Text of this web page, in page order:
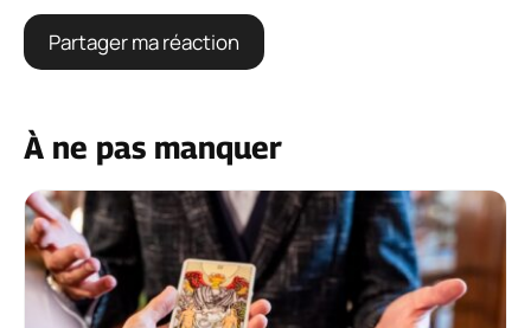
À ne pas manquer